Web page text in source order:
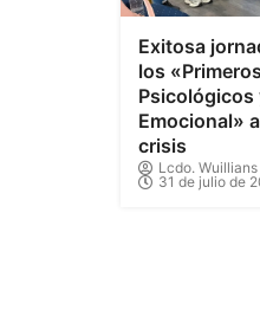
Exitosa
los
Psicológicos
Emocional»
crisis
Lcdo.
31 de julio de